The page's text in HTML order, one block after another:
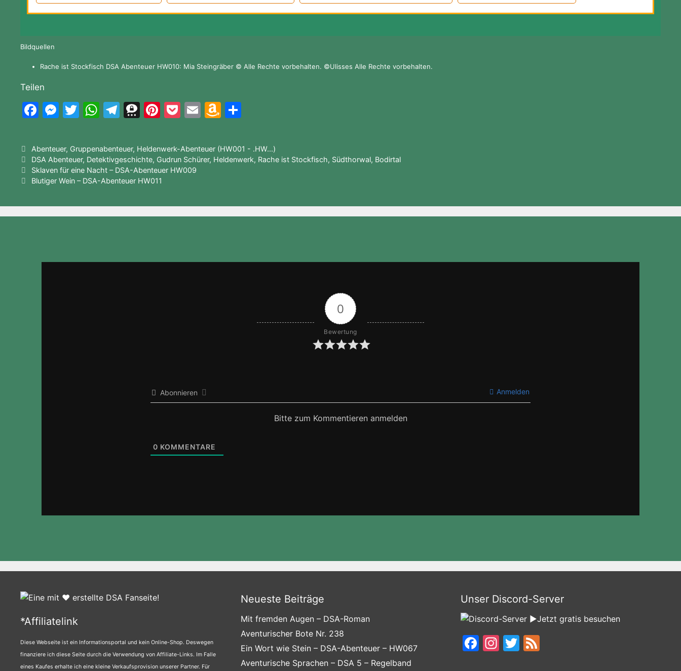
Bildquellen
Rache ist Stockfisch DSA Abenteuer HW010: Mia Steingräber © Alle Rechte vorbehalten. ©Ulisses Alle Rechte vorbehalten.
Teilen
F
c
e
b
o
o
M
s
s
e
g
T
itt
er
W
at
s
A
p
T
e
gr
a
T
e
e
m
Pi
er
e
st
P
c
k
et
E
ai
l
A
a
z
W
le
n
Kategorien
Abenteuer, Gruppenabenteuer, Heldenwerk-Abenteuer (HW001 - .HW...)
Schlagwörter
DSA Abenteuer, Detektivgeschichte, Gudrun Schürer, Heldenwerk, Rache ist Stockfisch, Südthorwal, Bodirtal
Sklaven für eine Nacht – DSA-Abenteuer HW009
Blutiger Wein – DSA-Abenteuer HW011
0
Bewertung
Abonnieren Anmelden
Bitte zum Kommentieren anmelden
0 KOMMENTARE
*Affiliatelink
Diese Webseite ist ein Informationsportal und kein Online-Shop. Deswegen
finanziere ich diese Seite durch die Verwendung von Affiliate-Links. Im Falle
eines Kaufes erhalte ich eine kleine Verkaufsprovision unserer Partner. Für
Neueste Beiträge
Mit fremden Augen – DSA-Roman
Aventurischer Bote Nr. 238
Ein Wort wie Stein – DSA-Abenteuer – HW067
Aventurische Sprachen – DSA 5 – Regelband
Unser Discord-Server
►Jetzt gratis besuchen
Facebook
Instagram
Twitter